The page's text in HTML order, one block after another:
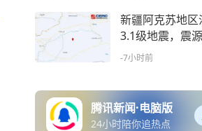
新疆阿克苏地区
3.1级地震，震
米
-7小时前
腾讯新闻·电脑版
24小时陪你追热点